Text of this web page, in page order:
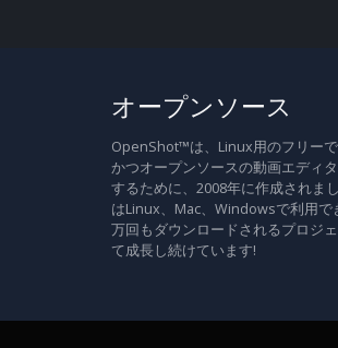
オープンソース
OpenShot™は、Linux用のフリー
かつオープンソースの動画エディ
するために、2008年に作成されま
はLinux、Mac、Windowsで利用で
万回もダウンロードされるプロジ
て成長し続けています!